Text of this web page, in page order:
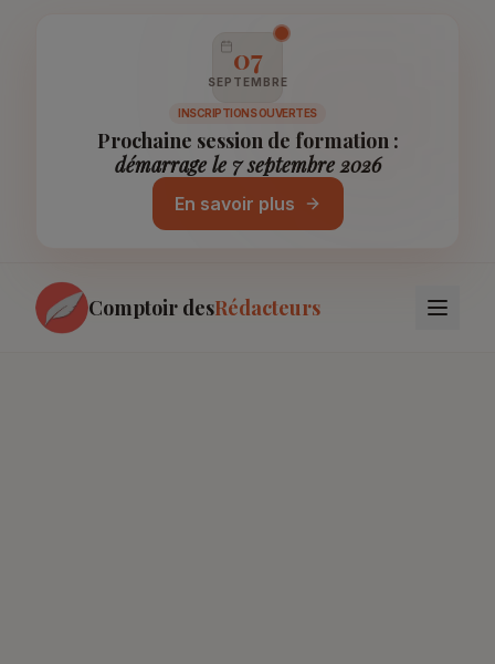
07
SEPTEMBRE
INSCRIPTIONS OUVERTES
Prochaine session de formation :
démarrage le 7 septembre 2026
En savoir plus
Comptoir desRédacteurs